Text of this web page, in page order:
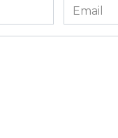
Email
*